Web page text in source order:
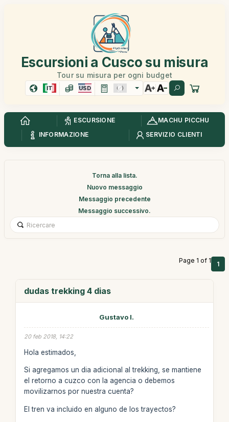
Escursioni a Cusco su misura
Tour su misura per ogni budget
IT USD
ESCURSIONE
MACHU PICCHU
INFORMAZIONE
SERVIZIO CLIENTI
Torna alla lista.
Nuovo messaggio
Messaggio precedente
Messaggio successivo.
Page 1 of 1 1
dudas trekking 4 dias
Gustavo I.
20 feb 2018, 14:22
Hola estimados,
Si agregamos un dia adicional al trekking, se mantiene
el retorno a cuzco con la agencia o debemos
movilizarnos por nuestra cuenta?
El tren va incluido en alguno de los trayectos?